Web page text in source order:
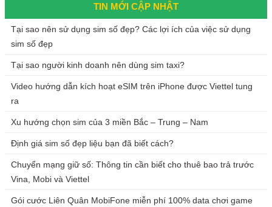
TIN MỚI CẬP NHẬT
Tại sao nên sử dụng sim số đẹp? Các lợi ích của việc sử dụng
sim số đẹp
Tại sao người kinh doanh nên dùng sim taxi?
Video hướng dẫn kích hoạt eSIM trên iPhone được Viettel tung
ra
Xu hướng chọn sim của 3 miền Bắc – Trung – Nam
Định giá sim số đẹp liệu bạn đã biết cách?
Chuyển mạng giữ số: Thông tin cần biết cho thuê bao trả trước
Vina, Mobi và Viettel
Gói cước Liên Quân MobiFone miễn phí 100% data chơi game